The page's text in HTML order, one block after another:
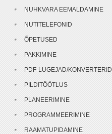
NUHKVARA EEMALDAMINE
NUTITELEFONID
ÕPETUSED
PAKKIMINE
PDF-LUGEJAD/KONVERTERID
PILDITÖÖTLUS
PLANEERIMINE
PROGRAMMEERIMINE
RAAMATUPIDAMINE